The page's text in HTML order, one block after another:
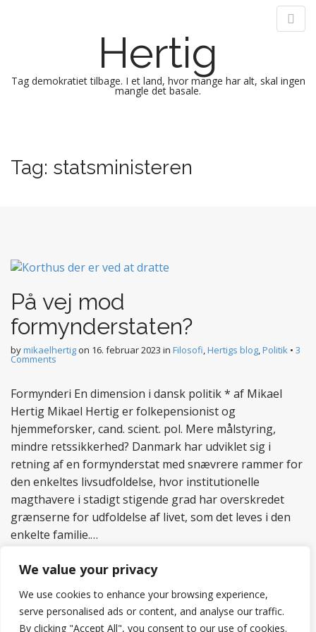
We value your privacy
We use cookies to enhance your browsing experience,
serve personalised ads or content, and analyse our traffic.
By clicking "Accept All", you consent to our use of cookies.
Hertig
Tag demokratiet tilbage. I et land, hvor mange har alt, skal ingen
mangle det basale.
i
n
p
t
e
t
Tag: statsministeren
På vej mod
formynderstaten?
bymikaelhertigon 16. februar 2023 in Filosofi,Hertigs blog,Politik • 3
Comments
Formynderi En dimension i dansk politik * af Mikael
Hertig Mikael Hertig er folkepensionist og
hjemmeforsker, cand. scient. pol. Mere målstyring,
mindre retssikkerhed? Danmark har udviklet sig i
retning af en formynderstat med snævrere rammer for
den enkeltes livsudfoldelse, hvor institutionelle
magthavere i stadigt stigende grad har overskredet
grænserne for udfoldelse af livet, som det leves i den
enkelte familie.…
Read more